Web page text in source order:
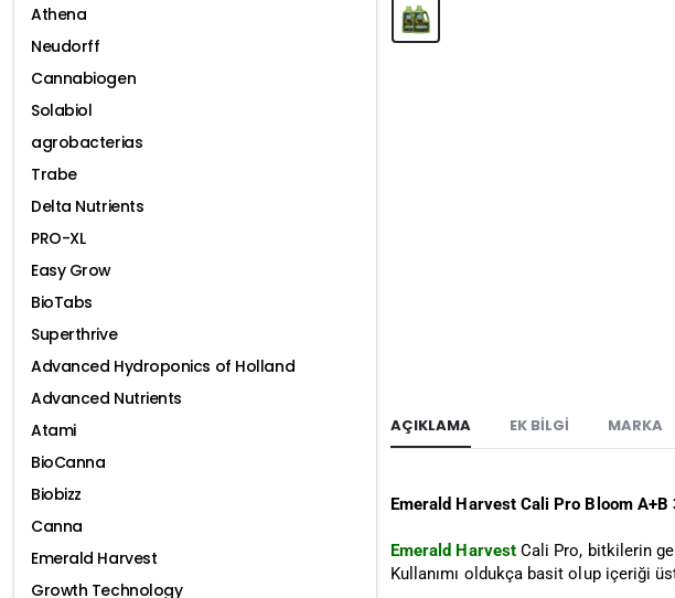
AÇIKLAMA EK BILGI MARKA
Emerald Harvest Cali Pro Bloom
Emerald HarvestCali Pro, bitkilerin
Kullanımı oldukça basit olup içeriği
Athena
Neudorff
Cannabiogen
Solabiol
agrobacterias
Trabe
Delta Nutrients
PRO-XL
Easy Grow
BioTabs
Superthrive
Advanced Hydroponics of Holland
Advanced Nutrients
Atami
BioCanna
Biobizz
Canna
Emerald Harvest
Growth Technology